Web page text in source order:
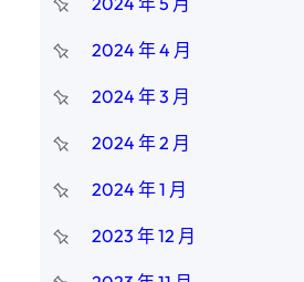
2024 年 4 月
2024 年 3 月
2024 年 2 月
2024 年 1 月
2023 年 12 月